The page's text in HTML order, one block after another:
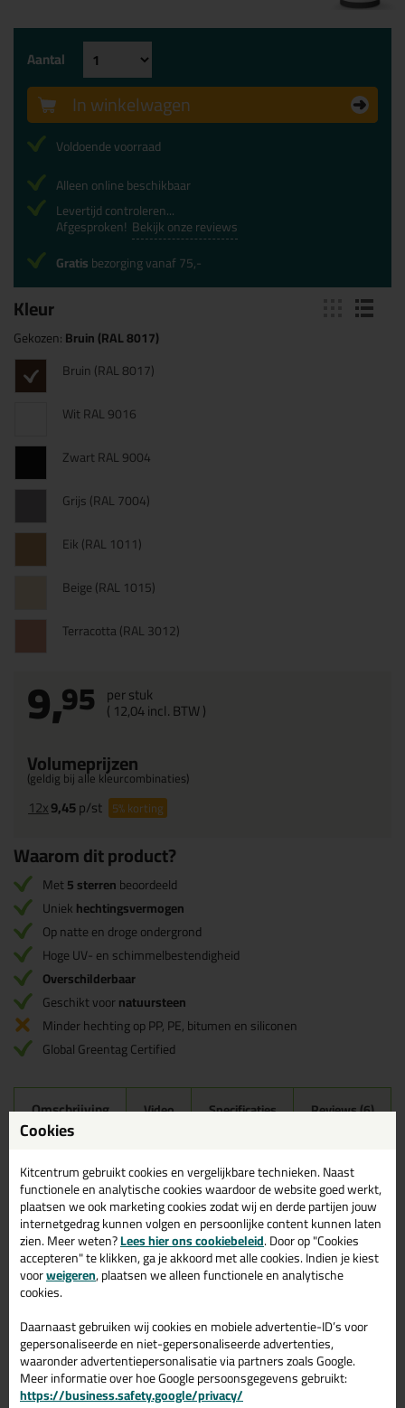
Kleur
Gekozen:Bruin (RAL 8017)
Bruin (RAL 8017)
Wit RAL 9016
Zwart RAL 9004
Grijs (RAL 7004)
Eik (RAL 1011)
Beige (RAL 1015)
Terracotta (RAL 3012)
9,95 per stuk
( 12,04incl. BTW )
Volumeprijzen
(geldig bij alle kleurcombinaties)
12x9,45p/st 5%korting
Aantal
In winkelwagen
Voldoende voorraad
Alleen online beschikbaar
Levertijd controleren...
Afgesproken! Bekijk onze reviews
Gratisbezorging vanaf 75,-
Waarom dit product?
Met5 sterrenbeoordeeld
Uniekhechtingsvermogen
Op natte en droge ondergrond
Hoge UV- en schimmelbestendigheid
Overschilderbaar
Geschikt voornatuursteen
Minder hechting op PP, PE, bitumen en siliconen
Global Greentag Certified
Omschrijving Video Specificaties Reviews (6)
Tec7 Alleslijm 310ml in
Bruin (RAL 8017)
Zoek je kit in een specifieke kleur? Gevonden! Deze lijmkit Tec7
Alleslijm 310ml in de kleur Bruin (RAL 8017) is te gebruiken voor
verschillende toepassingen. Een duurzame en veelzijdige kit
welke makkelijk te verwerken is. Perfect als je een bijpassende
kleur zoekt met gegarandeerd een topresultaat. Bestel de Tec7
Alleslijm 310ml in kleur Bruin (RAL 8017) vandaag nog! Op
voorraad en op werkdagen besteld = morgen in huis.
Wil je meer weten over de toepassing en kenmerken van dit
product?Lees alles over dit product >
Cookies
Kitcentrum gebruikt cookies en vergelijkbare technieken. Naast
functionele en analytische cookies waardoor de website goed werkt,
plaatsen we ook marketing cookies zodat wij en derde partijen jouw
internetgedrag kunnen volgen en persoonlijke content kunnen laten
zien. Meer weten?Lees hier ons cookiebeleid. Door op "Cookies
accepteren" te klikken, ga je akkoord met alle cookies. Indien je kiest
voorweigeren, plaatsen we alleen functionele en analytische
cookies.
Daarnaast gebruiken wij cookies en mobiele advertentie-ID’s voor
gepersonaliseerde en niet-gepersonaliseerde advertenties,
waaronder advertentiepersonalisatie via partners zoals Google.
Meer informatie over hoe Google persoonsgegevens gebruikt:
https://business.safety.google/privacy/